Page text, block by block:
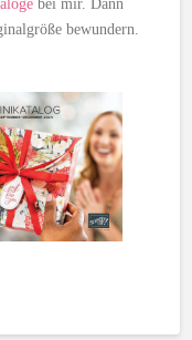
bei mir. Dann
bewundern.